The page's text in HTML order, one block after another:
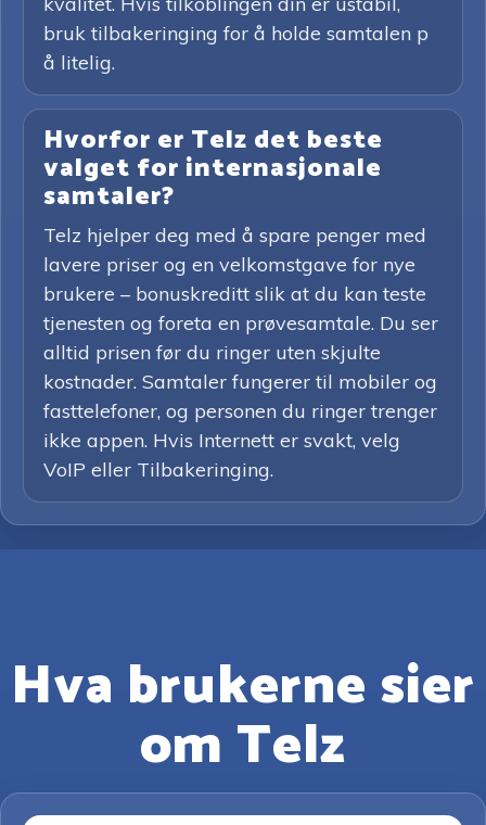
bruk tilbakeringing for å holde samtalen p
å litelig.
Hvorfor er Telz det beste
valget for internasjonale
samtaler?
Telz hjelper deg med å spare penger med
lavere priser og en velkomstgave for nye
brukere – bonuskreditt slik at du kan teste
tjenesten og foreta en prøvesamtale. Du ser
alltid prisen før du ringer uten skjulte
kostnader. Samtaler fungerer til mobiler og
fasttelefoner, og personen du ringer trenger
ikke appen. Hvis Internett er svakt, velg
VoIP eller Tilbakeringing.
Hva brukerne sier
om Telz